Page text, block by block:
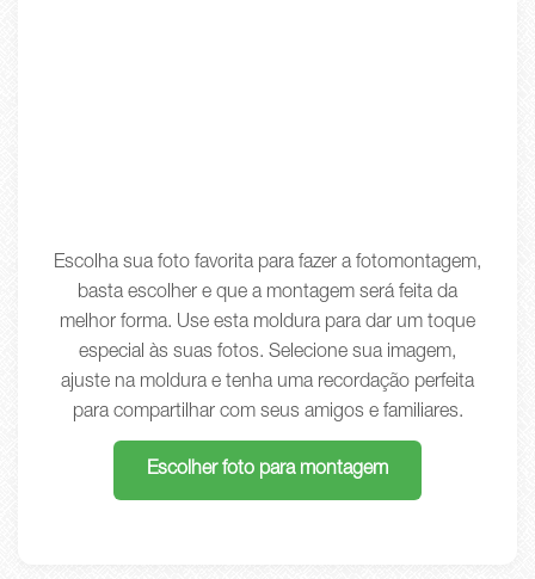
Escolha sua foto favorita para fazer a fotomontagem,
basta escolher e que a montagem será feita da
melhor forma. Use esta moldura para dar um toque
especial às suas fotos. Selecione sua imagem,
ajuste na moldura e tenha uma recordação perfeita
para compartilhar com seus amigos e familiares.
Escolher foto para montagem